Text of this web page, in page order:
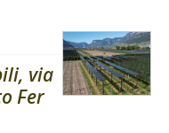
via
Fer